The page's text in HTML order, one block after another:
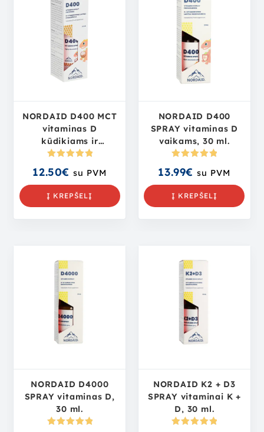
NORDAID D400 MCT
vitaminas D
kūdikiams ir
vaikams, 30 ml.
s: 5.00iš
5
12.50€ su PVM
Į KREPŠELĮ
NORDAID D400
SPRAY vitaminas D
vaikams, 30 ml.
s:5.00iš
5
13.99€ su PVM
Į KREPŠELĮ
NORDAID D4000
SPRAY vitaminas D,
30 ml.
NORDAID K2 + D3
SPRAY vitaminai K +
D, 30 ml.